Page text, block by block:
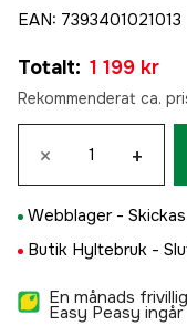
EAN: 7393401021013
Totalt: 1 199 kr
Rekommenderat ca.
× +
Webblager -
Butik Hyltebruk -
En månads
Easy Peasy ingår